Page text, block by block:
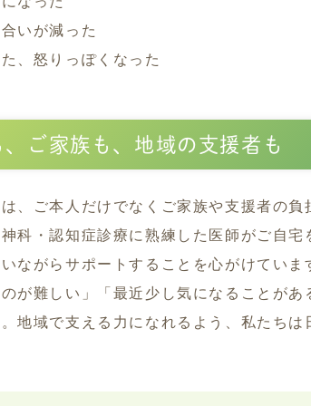
いが減った
、怒りっぽくなった
、ご家族も、地域の支援者も
、ご本人だけでなくご家族や支援者の負
科・認知症診療に熟練した医師がご自
ながらサポートすることを心がけていま
のが難しい」「最近少し気になることが
地域で支える力になれるよう、私たちは